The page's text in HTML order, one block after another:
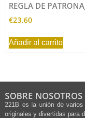
REGLA DE
€23.60
Añadir al carrito
SOBRE NOSOTROS
221B es la unión de
originales y divertidas para